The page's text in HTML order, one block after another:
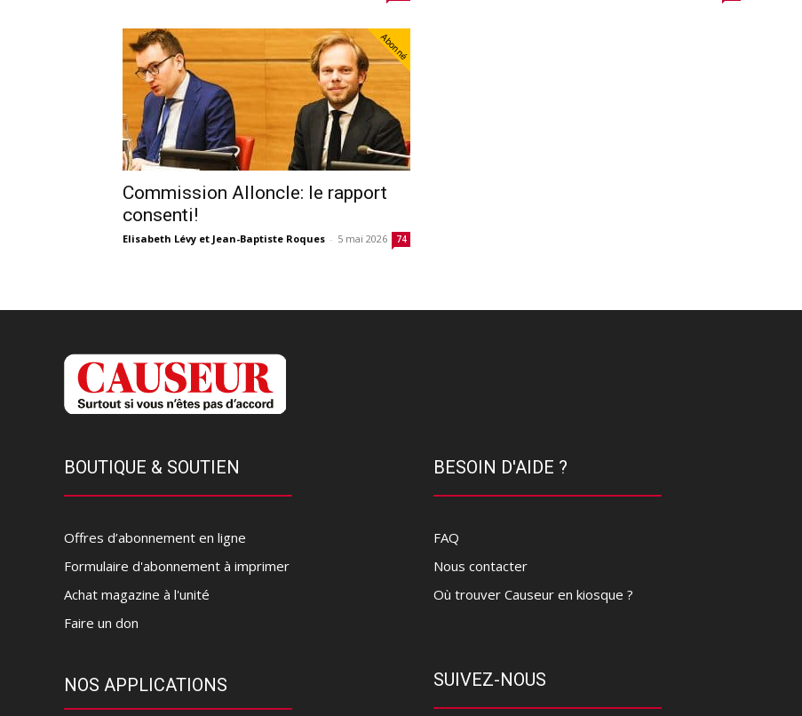
Abonné
Commission Alloncle: le rapport
consenti!
Elisabeth Lévy et Jean-Baptiste Roques - 5 mai 2026 74
BOUTIQUE & SOUTIEN
Offres d’abonnement en ligne
Formulaire d'abonnement à imprimer
Achat magazine à l'unité
Faire un don
NOS APPLICATIONS
BESOIN D'AIDE ?
FAQ
Nous contacter
Où trouver Causeur en kiosque ?
SUIVEZ-NOUS